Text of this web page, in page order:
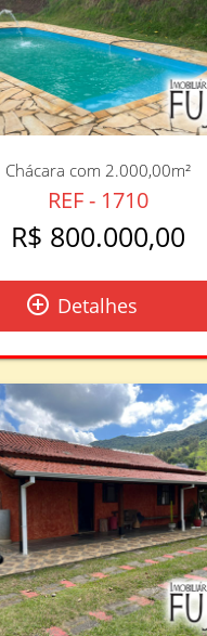
Chácara com 2.000,00m²
REF - 1710
R$ 800.000,00
add_circle_outline Detalhes